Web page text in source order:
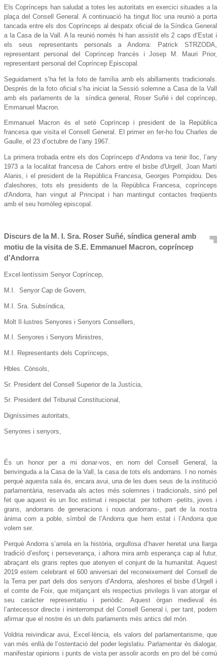
Els Coprínceps han saludat a totes les autoritats en exercici situades a la
plaça del Consell General. A continuació ha tingut lloc una reunió a porta
tancada entre els dos Coprínceps al despatx oficial de la Síndica General
a la Casa de la Vall. A la reunió només hi han assistit els 2 caps d’Estat i
els seus representants personals a Andorra: Patrick STRZODA,
representant personal del Copríncep francès i Josep M. Mauri Prior,
representant personal del Copríncep Episcopal.
Seguidament s’ha fet la foto de família amb els abillaments tradicionals.
Després de la foto oficial s’ha iniciat la Sessió solemne a Casa de la Vall
amb els parlaments de la síndica general, Roser Suñé i del copríncep,
Emmanuel Macron.
Emmanuel Macron és el setè Copríncep i president de la República
francesa que visita el Consell General. El primer en fer-ho fou Charles de
Gaulle, el 23 d’octubre de l’any 1967.
La primera trobada entre els dos Coprínceps d’Andorra va tenir lloc, l’any
1973 a la localitat francesa de Cahors entre el bisbe d'Urgell, Joan Martí
Alanis, i el president de la República Francesa, Georges Pompidou. Des
d'aleshores, tots els presidents de la República Francesa, coprínceps
d'Andorra, han vingut al Principat i han mantingut contactes freqüents
amb el seu homòleg episcopal.
Discurs de la M. I. Sra. Roser Suñé, síndica general amb
motiu de la visita de S.E. Emmanuel Macron, copríncep
d’Andorra
Excel·lentíssim Senyor Copríncep,
M.I. Senyor Cap de Govern,
M.I. Sra. Subsíndica,
Molt Il·lustres Senyores i Senyors Consellers,
M.I. Senyores i Senyors Ministres,
M.I. Representants dels Coprínceps,
Hbles. Cònsols,
Sr. President del Consell Superior de la Justícia,
Sr. President del Tribunal Constitucional,
Digníssimes autoritats,
Senyores i senyors,
És un honor per a mi donar-vos, en nom del Consell General, la
benvinguda a la Casa de la Vall, la casa de tots els andorrans. I no només
perquè aquesta sala és, encara avui, una de les dues seus de la institució
parlamentària, reservada als actes més solemnes i tradicionals, sinó pel
fet que aquest és un lloc estimat i respectat per tothom -petits, joves i
grans, andorrans de generacions i nous andorrans-, part de la nostra
ànima com a poble, símbol de l’Andorra que hem estat i l’Andorra que
volem ser.
Perquè Andorra s’arrela en la història, orgullosa d’haver heretat una llarga
tradició d’esforç i perseverança, i alhora mira amb esperança cap al futur,
abraçant els grans reptes que atenyen el conjunt de la humanitat. Aquest
2019 estem celebrant el 600 aniversari del reconeixement del Consell de
la Terra per part dels dos senyors d’Andorra, aleshores el bisbe d’Urgell i
el comte de Foix, que mitjançant els respectius privilegis li van atorgar el
seu caràcter representatiu i periòdic. Aquest òrgan medieval és
l’antecessor directe i ininterromput del Consell General i, per tant, podem
afirmar que el nostre és un dels parlaments més antics del món.
Voldria reivindicar avui, Excel·lència, els valors del parlamentarisme, que
van més enllà de l’ostentació del poder legislatiu. Parlamentar és dialogar,
manifestar opinions i punts de vista per assolir acords en pro del bé comú